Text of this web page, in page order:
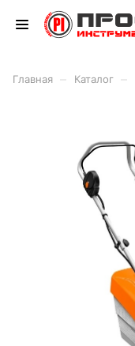
Главная Каталог